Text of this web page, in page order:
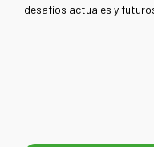
desafíos actuales y